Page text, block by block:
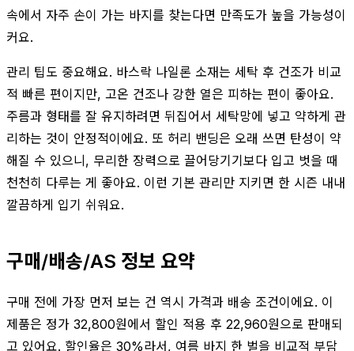
속에서 자주 손이 가는 바지를 찾는다면 만족도가 높을 가능성이
커요.
관리 팁도 중요해요. 바스락 나일론 소재는 세탁 후 건조가 비교
적 빠른 편이지만, 고온 건조나 강한 열은 피하는 편이 좋아요.
주름과 형태를 잘 유지하려면 뒤집어서 세탁망에 넣고 약하게 관
리하는 것이 안정적이에요. 또 허리 밴딩은 오래 쓰면 탄성이 약
해질 수 있으니, 무리한 장력으로 끌어당기기보다 입고 벗을 때
천천히 다루는 게 좋아요. 이런 기본 관리만 지키면 한 시즌 내내
깔끔하게 입기 쉬워요.
구매/배송/AS 정보 요약
구매 전에 가장 먼저 보는 건 역시 가격과 배송 조건이에요. 이
제품은 정가 32,800원에서 할인 적용 후 22,960원으로 판매되
고 있어요. 할인율은 30%라서, 여름 바지 한 벌을 비교적 부담